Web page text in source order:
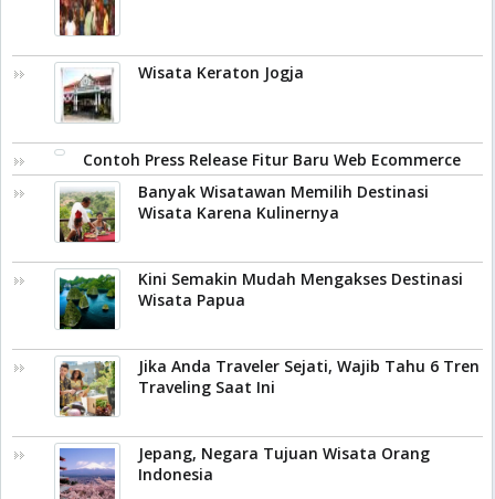
Wisata Keraton Jogja
Contoh Press Release Fitur Baru Web Ecommerce
Banyak Wisatawan Memilih Destinasi
Wisata Karena Kulinernya
Kini Semakin Mudah Mengakses Destinasi
Wisata Papua
Jika Anda Traveler Sejati, Wajib Tahu 6 Tren
Traveling Saat Ini
Jepang, Negara Tujuan Wisata Orang
Indonesia